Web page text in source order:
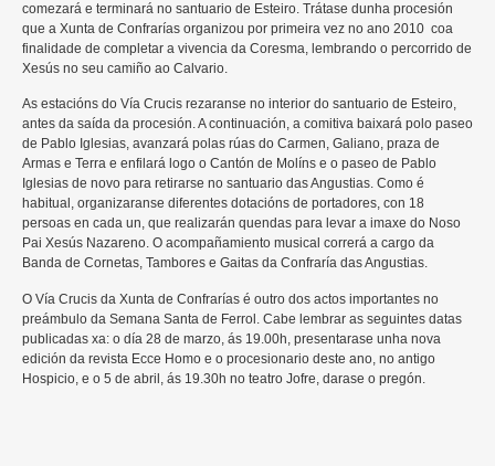
comezará e terminará no santuario de Esteiro. Trátase dunha procesión
que a Xunta de Confrarías organizou por primeira vez no ano 2010 coa
finalidade de completar a vivencia da Coresma, lembrando o percorrido de
Xesús no seu camiño ao Calvario.
As estacións do Vía Crucis rezaranse no interior do santuario de Esteiro,
antes da saída da procesión. A continuación, a comitiva baixará polo paseo
de Pablo Iglesias, avanzará polas rúas do Carmen, Galiano, praza de
Armas e Terra e enfilará logo o Cantón de Molíns e o paseo de Pablo
Iglesias de novo para retirarse no santuario das Angustias. Como é
habitual, organizaranse diferentes dotacións de portadores, con 18
persoas en cada un, que realizarán quendas para levar a imaxe do Noso
Pai Xesús Nazareno. O acompañamiento musical correrá a cargo da
Banda de Cornetas, Tambores e Gaitas da Confraría das Angustias.
O Vía Crucis da Xunta de Confrarías é outro dos actos importantes no
preámbulo da Semana Santa de Ferrol. Cabe lembrar as seguintes datas
publicadas xa: o día 28 de marzo, ás 19.00h, presentarase unha nova
edición da revista Ecce Homo e o procesionario deste ano, no antigo
Hospicio, e o 5 de abril, ás 19.30h no teatro Jofre, darase o pregón.